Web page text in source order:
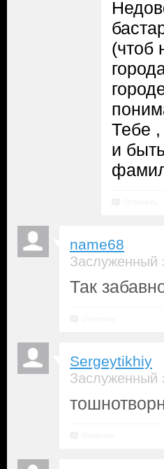
(чтоб
Тебе
и
name68
Заслуженный
Так
Sergeytikhiy
Заслуженный